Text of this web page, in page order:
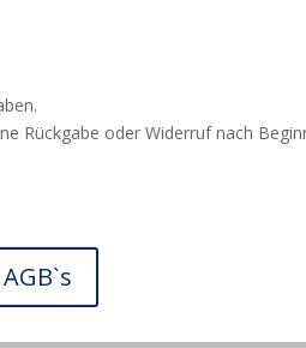
Rückgabe oder Widerruf nach
AGB`s